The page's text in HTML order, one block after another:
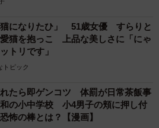
猫になりたひ」 51歳女優 すらりと
愛猫を抱っこ 上品な美しさに「にゃ
トリです」
トピック
たら即ゲンコツ 体罰が日常茶飯事
の小中学校 小4男子の頬に押し付
怖の棒とは？【漫画】